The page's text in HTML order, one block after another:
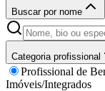
Buscar por nome
Categoria profissional
Profissional de
Imóveis/Integrados